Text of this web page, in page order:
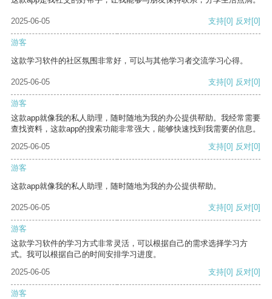
2025-06-05 支持[0] 反对[0]
游客
这款学习软件的社区氛围非常好，可以与其他学习者交流学习心得。
2025-06-05 支持[0] 反对[0]
游客
这款app就像我的私人助理，随时随地为我的办公提供帮助。我经常需要
查找资料，这款app的搜索功能非常强大，能够快速找到我需要的信息。
2025-06-05
支持[0] 反对[0]
游客
这款app就像我的私人助理，随时随地为我的办公提供帮助。
2025-06-05 支持[0] 反对[0]
游客
这款学习软件的学习方式非常灵活，可以根据自己的需求选择学习方
式。我可以根据自己的时间安排学习进度。
2025-06-05
支持[0] 反对[0]
游客